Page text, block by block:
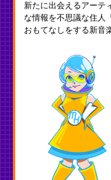
新たに出会えるアーテ
な情報を不思議な住⼈
おもてなしをする新⾳